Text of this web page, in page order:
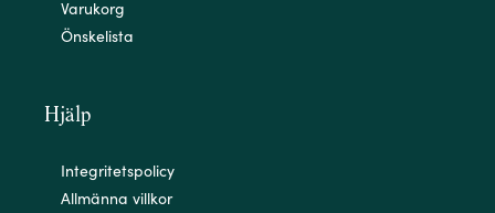
Varukorg
Önskelista
Hjälp
Integritetspolicy
Allmänna villkor